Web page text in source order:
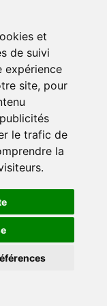
et
de suivi
expérience
site, pour
le trafic de
la